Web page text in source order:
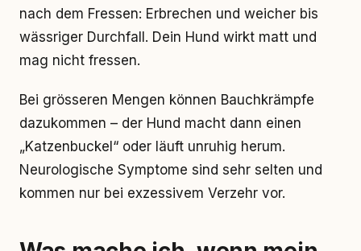
nach dem Fressen: Erbrechen und weicher bis
wässriger Durchfall. Dein Hund wirkt matt und
mag nicht fressen.
Bei grösseren Mengen können Bauchkrämpfe
dazukommen – der Hund macht dann einen
„Katzenbuckel“ oder läuft unruhig herum.
Neurologische Symptome sind sehr selten und
kommen nur bei exzessivem Verzehr vor.